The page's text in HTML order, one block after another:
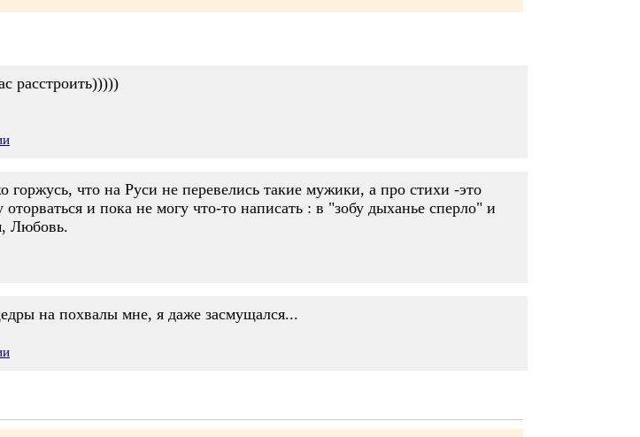
расстроить)))))
что на Руси не перевелись такие мужики, а про стихи -это
и пока не могу что-то написать : в "зобу дыханье сперло" и
Любовь.
на похвалы мне, я даже засмущался...